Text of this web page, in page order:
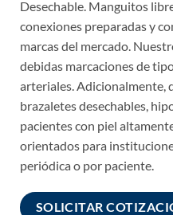
Desechable. Manguitos
conexiones preparadas y
marcas del mercado.
debidas marcaciones de
arteriales. Adicionalmente,
brazaletes desechables,
pacientes con piel
orientados para
periódica o por paciente.
SOLICITAR